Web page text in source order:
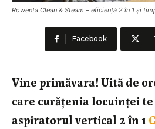
Rowenta Clean & Steam – eficiență 2 în 1 și
Facebook
Vine primăvara! Uită de
care curățenia locuinței
aspiratorul vertical 2 în 1